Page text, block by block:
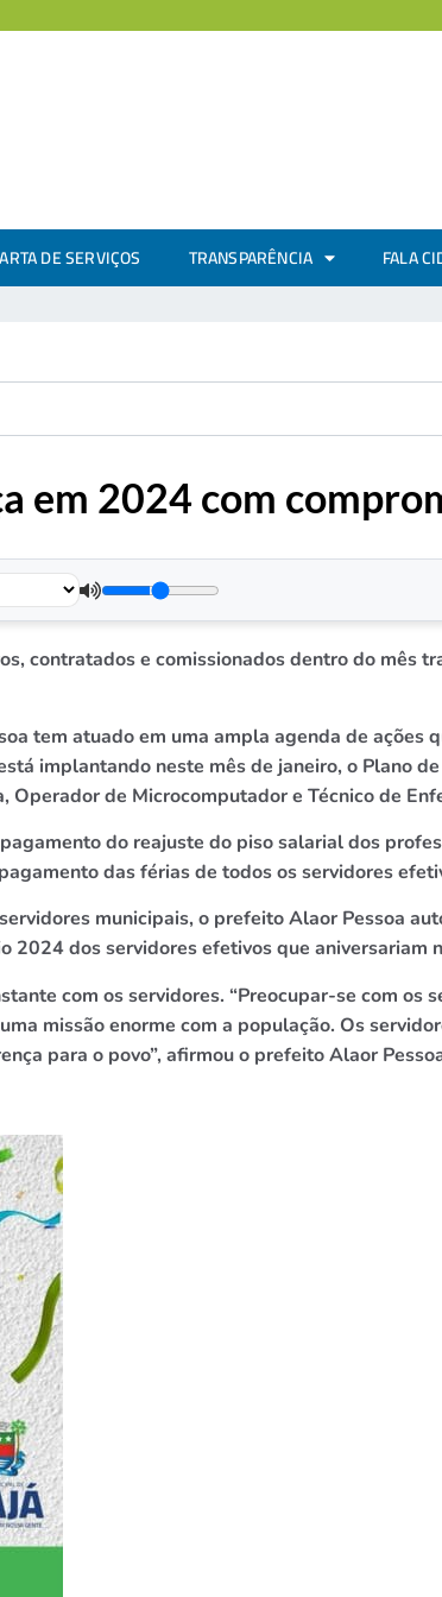
DE SERVIÇOS TRANSPARÊNCIA FALA
em 2024 com
contratados e comissionados dentro do mês
tem atuado em uma ampla agenda de ações
implantando neste mês de janeiro, o Plano
de Microcomputador e Técnico de
do reajuste do piso salarial dos
das férias de todos os servidores
municipais, o prefeito Alaor Pessoa
2024 dos servidores efetivos que aniversariam
com os servidores. “Preocupar-se com os
missão enorme com a população. Os
para o povo”, afirmou o prefeito Alaor